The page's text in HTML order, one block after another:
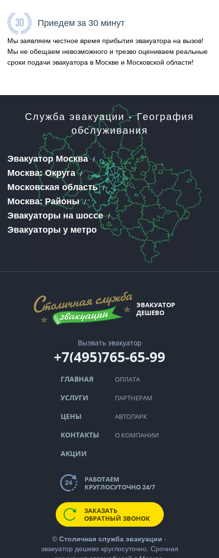
Приедем за 30 минут
Мы заявляем честное время прибытия эвакуатора на вызов!
Мы не обещаем невозможного и трезво оцениваем реальные
сроки подачи эвакуатора в Москве и Московской области!
Служба эвакуации - География
обслуживания
Эвакуатор Москва
Москва: Округа
Московская область
Москва: Районы
Эвакуаторы на шоссе
Эвакуаторы у метро
ЭВАКУАТОР
ДЕШЕВО
Вызвать эвакуатор
+7(495)765-65-99
ГЛАВНАЯ
УСЛУГИ
ЦЕНЫ
КОНТАКТЫ
АКЦИИ
ОПЛАТА
ПАРТНЕРАМ
АВТОПАРК
О КОМПАНИИ
РАБОТАЕМ
КРУГЛОСУТОЧНО 24/7
ЗАКАЗАТЬ
ОБРАТНЫЙ ЗВОНОК
© Столичная служба эвакуации -
эвакуатор дешевокруглосуточно. Срочная